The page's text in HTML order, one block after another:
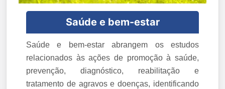
Saúde e bem-estar
Saúde e bem-estar abrangem os estudos
relacionados às ações de promoção à saúde,
prevenção, diagnóstico, reabilitação e
tratamento de agravos e doenças, identificando